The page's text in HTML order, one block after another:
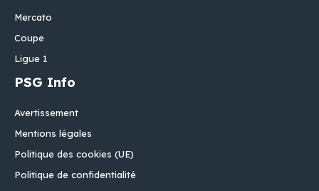
Mercato
Coupe
Ligue 1
PSG Info
Avertissement
Mentions légales
Politique des cookies (UE)
Politique de confidentialité